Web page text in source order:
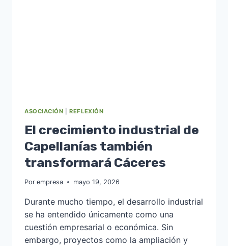
ASOCIACIÓN |REFLEXIÓN
El crecimiento industrial de
Capellanías también
transformará Cáceres
Por empresa mayo 19, 2026
Durante mucho tiempo, el desarrollo industrial
se ha entendido únicamente como una
cuestión empresarial o económica. Sin
embargo, proyectos como la ampliación y